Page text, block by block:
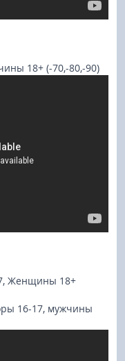
18+ (-70,-80,-90)
Женщины 18+
16-17, мужчины